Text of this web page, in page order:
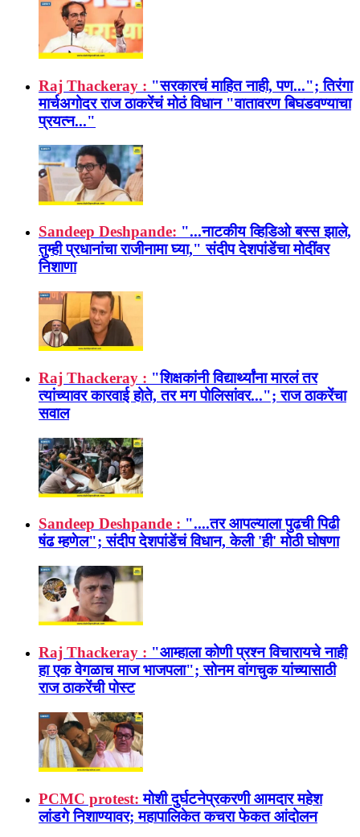
Raj Thackeray : "सरकारचं माहित नाही, पण..."; तिरंगा
मार्चअगोदर राज ठाकरेंचं मोठं विधान "वातावरण बिघडवण्याचा
प्रयत्न..."
Sandeep Deshpande: "...नाटकीय व्हिडिओ बस्स झाले,
तुम्ही प्रधानांचा राजीनामा घ्या," संदीप देशपांडेंचा मोदींवर
निशाणा
Raj Thackeray : "शिक्षकांनी विद्यार्थ्यांना मारलं तर
त्यांच्यावर कारवाई होते, तर मग पोलिसांवर..."; राज ठाकरेंचा
सवाल
Sandeep Deshpande : "....तर आपल्याला पुढची पिढी
षंढ म्हणेल"; संदीप देशपांडेंचं विधान, केली 'ही' मोठी घोषणा
Raj Thackeray : "आम्हाला कोणी प्रश्न विचारायचे नाही
हा एक वेगळाच माज भाजपला"; सोनम वांगचुक यांच्यासाठी
राज ठाकरेंची पोस्ट
PCMC protest: मोशी दुर्घटनेप्रकरणी आमदार महेश
लांडगे निशाण्यावर; महापालिकेत कचरा फेकत आंदोलन